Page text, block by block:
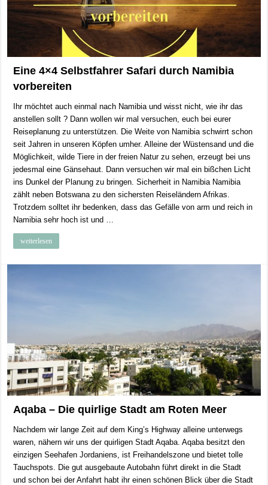
Eine 4×4 Selbstfahrer Safari durch Namibia
vorbereiten
Ihr möchtet auch einmal nach Namibia und wisst nicht, wie ihr das
anstellen sollt ? Dann wollen wir mal versuchen, euch bei eurer
Reiseplanung zu unterstützen. Die Weite von Namibia schwirrt schon
seit Jahren in unseren Köpfen umher. Alleine der Wüstensand und die
Möglichkeit, wilde Tiere in der freien Natur zu sehen, erzeugt bei uns
jedesmal eine Gänsehaut. Dann versuchen wir mal ein bißchen Licht
ins Dunkel der Planung zu bringen. Sicherheit in Namibia Namibia
zählt neben Botswana zu den sichersten Reiseländern Afrikas.
Trotzdem solltet ihr bedenken, dass das Gefälle von arm und reich in
Namibia sehr hoch ist und …
weiterlesen
Aqaba – Die quirlige Stadt am Roten Meer
Nachdem wir lange Zeit auf dem King’s Highway alleine unterwegs
waren, nähern wir uns der quirligen Stadt Aqaba. Aqaba besitzt den
einzigen Seehafen Jordaniens, ist Freihandelszone und bietet tolle
Tauchspots. Die gut ausgebaute Autobahn führt direkt in die Stadt
und schon bei der Anfahrt habt ihr einen schönen Blick über die Stadt